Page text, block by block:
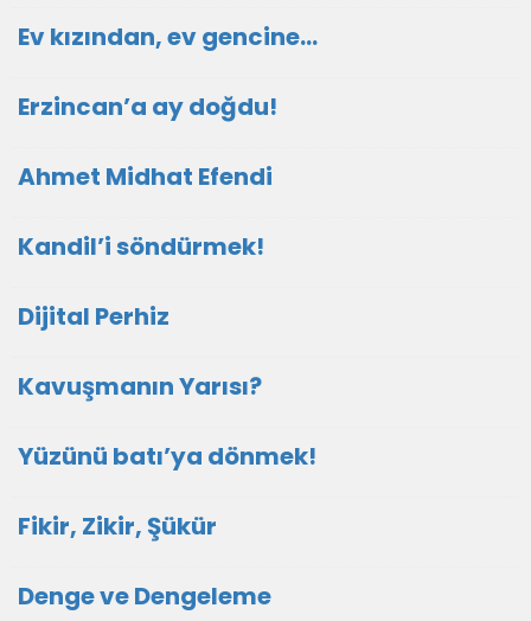
Ev kızından, ev gencine...
Erzincan’a ay doğdu!
Ahmet Midhat Efendi
Kandil’i söndürmek!
Dijital Perhiz
Kavuşmanın Yarısı?
Yüzünü batı’ya dönmek!
Fikir, Zikir, Şükür
Denge ve Dengeleme